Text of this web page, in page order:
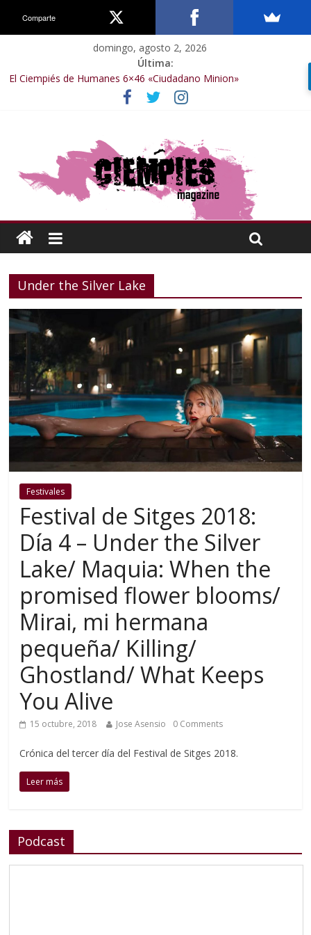
domingo, agosto 2, 2026
Última:
El Ciempiés de Humanes 6×46 «Ciudadano Minion»
El Ciempiés de Humanes 6×50 «Spiderman, Castigador, Hulk y el
final de la sexta temporada»
El Ciempiés de Humanes 6×48 «El Síndrome de Odiseo»
El Ciempiés de Humanes 6×47 «De nada por nada»
Under the Silver Lake
Festivales
Festival de Sitges 2018:
Día 4 – Under the Silver
Lake/ Maquia: When the
promised flower blooms/
Mirai, mi hermana
pequeña/ Killing/
Ghostland/ What Keeps
You Alive
15 octubre, 2018 Jose Asensio 0 Comments
Crónica del tercer día del Festival de Sitges 2018.
Leer más
Podcast
Comparte